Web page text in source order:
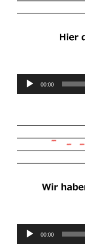
Audio-
00:00
Audio-
00:00